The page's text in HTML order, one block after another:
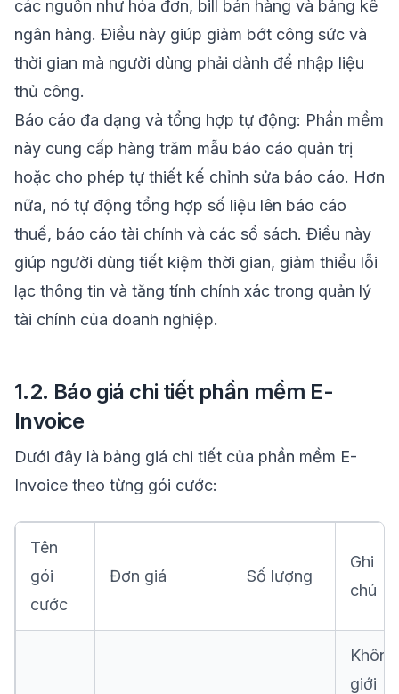
các nguồn như hóa đơn, bill bán hàng và bảng kê
ngân hàng. Điều này giúp giảm bớt công sức và
thời gian mà người dùng phải dành để nhập liệu
thủ công.
Báo cáo đa dạng và tổng hợp tự động: Phần mềm
này cung cấp hàng trăm mẫu báo cáo quản trị
hoặc cho phép tự thiết kế chỉnh sửa báo cáo. Hơn
nữa, nó tự động tổng hợp số liệu lên báo cáo
thuế, báo cáo tài chính và các sổ sách. Điều này
giúp người dùng tiết kiệm thời gian, giảm thiểu lỗi
lạc thông tin và tăng tính chính xác trong quản lý
tài chính của doanh nghiệp.
1.2. Báo giá chi tiết phần mềm E-
Invoice
Dưới đây là bảng giá chi tiết của phần mềm E-
Invoice theo từng gói cước:
Tên
gói
cước
Đơn giá Số lượng
Ghi
chú
Không
giới